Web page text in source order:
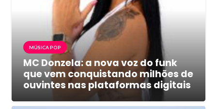
MÚSICA POP
MC Donzela: a nova voz do funk
que vem conquistando milhões de
ouvintes nas plataformas digitais